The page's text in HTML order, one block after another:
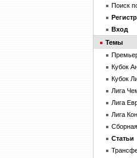
Поиск
Вход
Темы
Кубок
Кубок
Лига
Лига
Лига
Статьи